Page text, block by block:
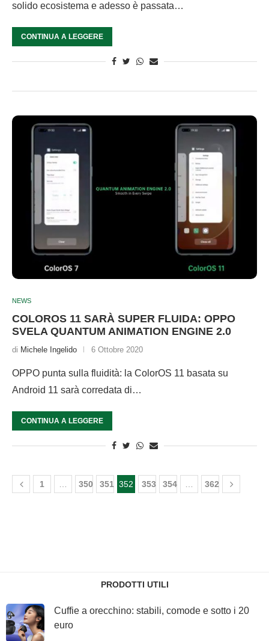
solido ecosistema e adesso è passata…
CONTINUA A LEGGERE
NEWS
COLOROS 11 SARÀ SUPER FLUIDA: OPPO
SVELA QUANTUM ANIMATION ENGINE 2.0
di Michele Ingelido 6 Ottobre 2020
OPPO punta sulla fluidità: la ColorOS 11 basata su
Android 11 sarà corredata di…
CONTINUA A LEGGERE
1 350 351 352 353 354 362
PRODOTTI UTILI
Cuffie a orecchino: stabili, comode e sotto i 20
euro